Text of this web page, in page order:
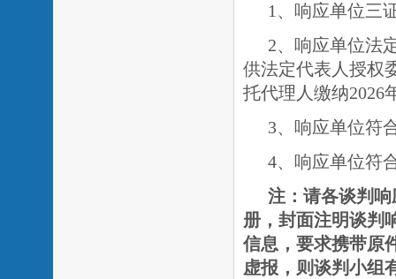
1、响应单位三
2、响应单位法
供法定代表人授权
托代理人缴纳2026
3、 响应单位符
4、 响应单位符
注：请各谈判响
册，封面注明谈判
信息 ，要求携带原
虚报，则谈判小组